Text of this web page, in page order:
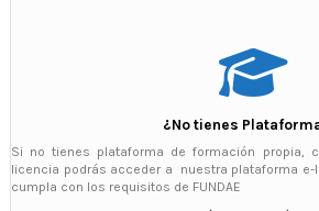
¿No tienes
Si no tienes plataforma de formación propia,
licencia podrás acceder a nuestra plataforma e-
cumpla con los requisitos de FUNDAE